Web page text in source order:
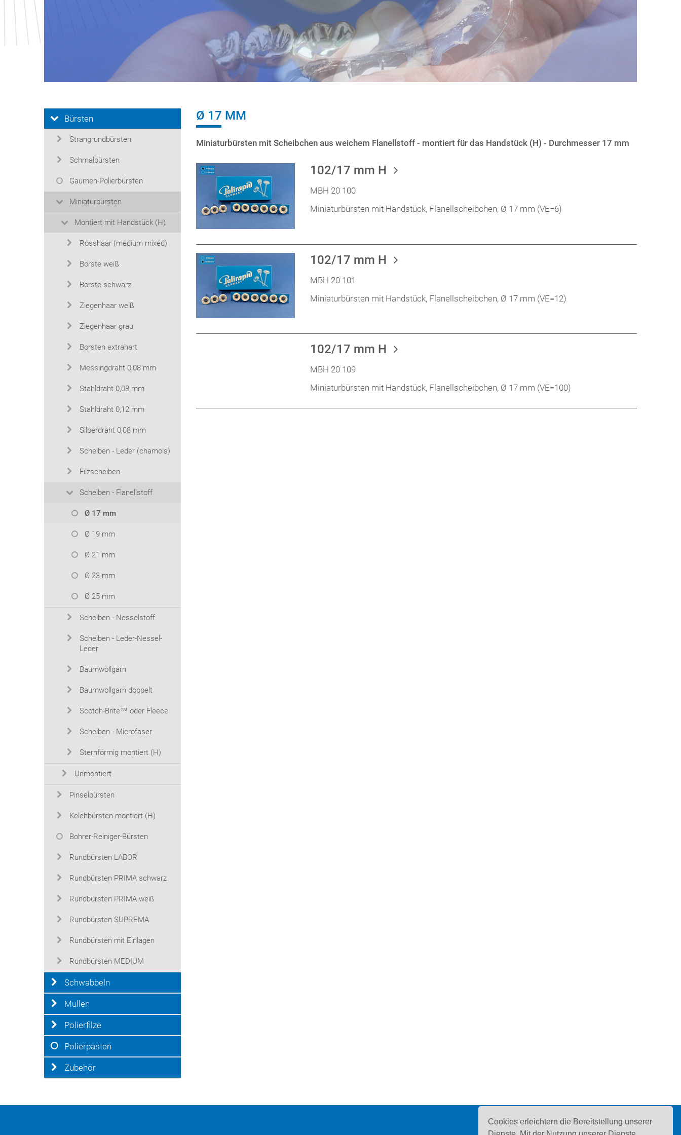
Cookies erleichtern die Bereitstellung unserer
Bürsten
Strangrundbürsten
Schmalbürsten
Gaumen-Polierbürsten
Miniaturbürsten
Montiert mit Handstück (H)
Rosshaar (medium mixed)
Borste weiß
Borste schwarz
Ziegenhaar weiß
Ziegenhaar grau
Borsten extrahart
Messingdraht 0,08 mm
Stahldraht 0,08 mm
Stahldraht 0,12 mm
Silberdraht 0,08 mm
Scheiben - Leder (chamois)
Filzscheiben
Scheiben - Flanellstoff
Ø 17 mm
Ø 19 mm
Ø 21 mm
Ø 23 mm
Ø 25 mm
Scheiben - Nesselstoff
Scheiben - Leder-Nessel-
Leder
Baumwollgarn
Baumwollgarn doppelt
Scotch-Brite™ oder Fleece
Scheiben - Microfaser
Sternförmig montiert (H)
Unmontiert
Pinselbürsten
Kelchbürsten montiert (H)
Bohrer-Reiniger-Bürsten
Rundbürsten LABOR
Rundbürsten PRIMA schwarz
Rundbürsten PRIMA weiß
Rundbürsten SUPREMA
Rundbürsten mit Einlagen
Rundbürsten MEDIUM
Schwabbeln
Mullen
Polierfilze
Polierpasten
Zubehör
Ø 17 MM
Miniaturbürsten mit Scheibchen aus weichem Flanellstoff - montiert für das Handstück (H) - Durchmesser 17 mm
102/17 mm H
MBH 20 100
Miniaturbürsten mit Handstück, Flanellscheibchen, Ø 17 mm (VE=6)
102/17 mm H
MBH 20 101
Miniaturbürsten mit Handstück, Flanellscheibchen, Ø 17 mm (VE=12)
102/17 mm H
MBH 20 109
Miniaturbürsten mit Handstück, Flanellscheibchen, Ø 17 mm (VE=100)